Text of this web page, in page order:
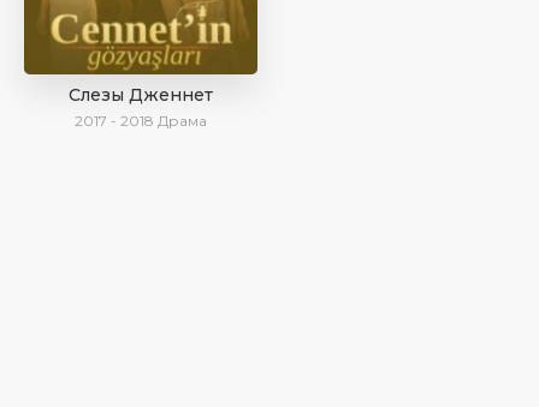
Слезы Дженнет
2017 - 2018 Драма